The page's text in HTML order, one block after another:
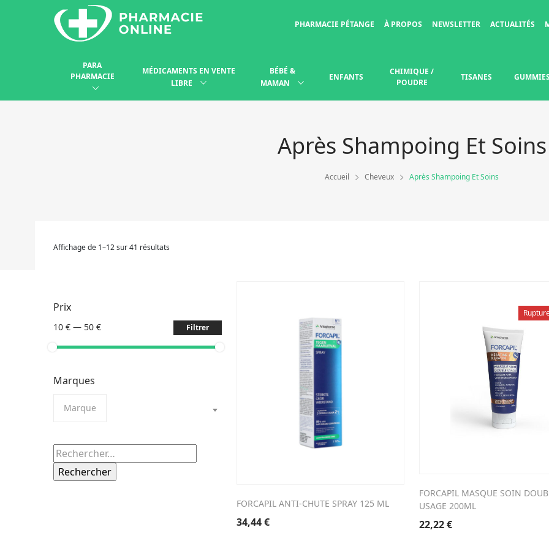
PHARMACIE PÉTANGE À PROPOS NEWSLETTER ACTUALITÉS
PARA
PHARMACIE
MÉDICAMENTS EN VENTE
LIBRE
BÉBÉ &
MAMAN
ENFANTS
CHIMIQUE /
POUDRE
TISANES GUMMIES
Après Shampoing Et Soins
Accueil Cheveux Après Shampoing Et Soins
Affichage de 1–12 sur 41 résultats
Prix
10 € — 50 € Filtrer
Marques
Marque
Rechercher :
FORCAPIL ANTI-CHUTE SPRAY 125 ML
34,44€
FORCAPIL MASQUE SOIN
USAGE 200ML
22,22€